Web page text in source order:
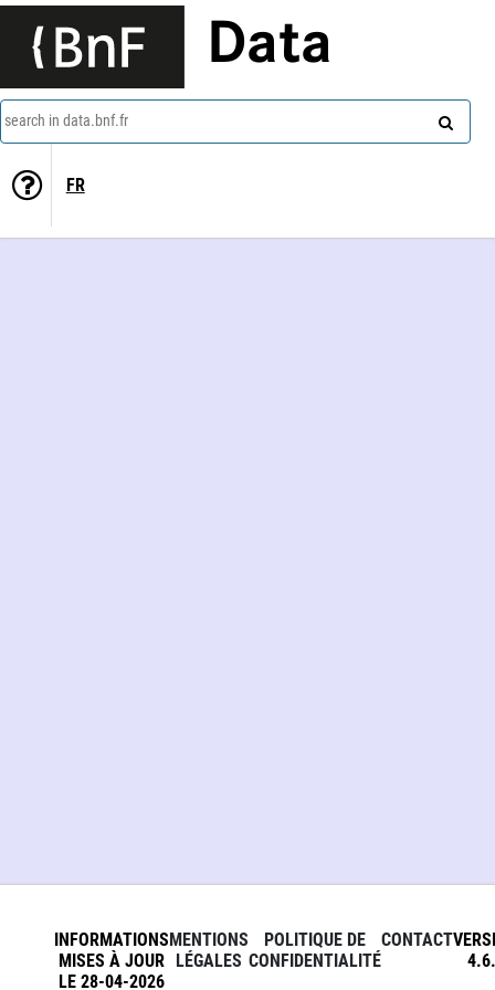
Data
search in data.bnf.fr
FR
INFORMATIONS
MISES À JOUR
LE 28-04-2026
MENTIONS
LÉGALES
POLITIQUE DE
CONFIDENTIALITÉ
CONTACT